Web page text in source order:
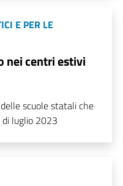
E PER LE
nei centri estivi
scuole statali che
luglio 2023